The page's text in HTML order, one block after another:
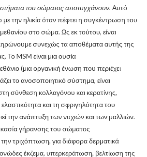
του σώματος αποτυγχάνουν. Αυτό
με την ηλικία όταν πέφτει η συγκέντρωση του
στο σώμα. Ως εκ τούτου, είναι
συνεχώς τα αποθέματα αυτής της
Το MSM είναι μια ουσία
(μια οργανική ένωση που περιέχει
το ανοσοποιητικό σύστημα, είναι
σύνθεση κολλαγόνου και κερατίνης,
και τη σφριγηλότητα του
την ανάπτυξη των νυχιών και των μαλλιών.
γήρανσης του σώματος
την τριχόπτωση, για διάφορα δερματικά
έκζεμα, υπερκεράτωση, βελτίωση της